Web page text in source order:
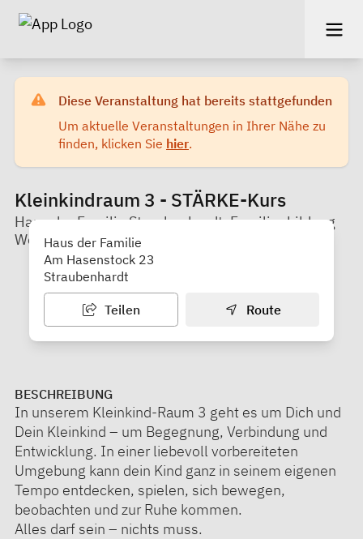
Diese Veranstaltung hat bereits stattgefunden
Um aktuelle Veranstaltungen in Ihrer Nähe zu
finden, klicken Sie hier.
Kleinkindraum 3 - STÄRKE-Kurs
Haus der Familie Straubenhardt, Familienbildung
Westlicher Enzkreis e.V.
Haus der Familie
Am Hasenstock 23
Straubenhardt
Teilen Route
BESCHREIBUNG
In unserem Kleinkind-Raum 3 geht es um Dich und
Dein Kleinkind – um Begegnung, Verbindung und
Entwicklung. In einer liebevoll vorbereiteten
Umgebung kann dein Kind ganz in seinem eigenen
Tempo entdecken, spielen, sich bewegen,
beobachten und zur Ruhe kommen.
Alles darf sein – nichts muss.